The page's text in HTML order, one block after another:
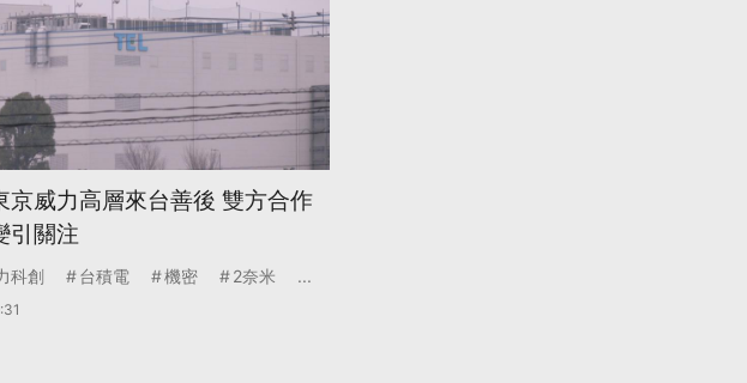
京威力高層來台善後 雙方合作
引關注
科創 台積電 機密 2奈米 ...